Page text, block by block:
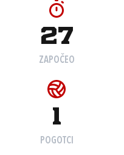
27
ZAPOČEO
1
POGOTCI